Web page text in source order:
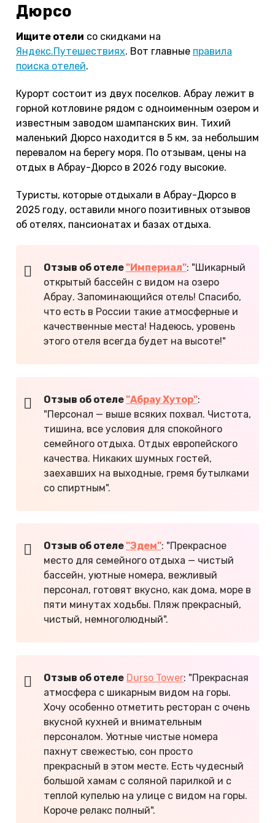
Дюрсо
Ищите отели со скидками на
Яндекс.Путешествиях. Вот главные правила
поиска отелей.
Курорт состоит из двух поселков. Абрау лежит в
горной котловине рядом с одноименным озером и
известным заводом шампанских вин. Тихий
маленький Дюрсо находится в 5 км, за небольшим
перевалом на берегу моря. По отзывам, цены на
отдых в Абрау-Дюрсо в 2026 году высокие.
Туристы, которые отдыхали в Абрау-Дюрсо в
2025 году, оставили много позитивных отзывов
об отелях, пансионатах и базах отдыха.
Отзыв об отеле"Империал": "Шикарный
открытый бассейн с видом на озеро
Абрау. Запоминающийся отель! Спасибо,
что есть в России такие атмосферные и
качественные места! Надеюсь, уровень
этого отеля всегда будет на высоте!"
Отзыв об отеле"Абрау Хутор":
"Персонал — выше всяких похвал. Чистота,
тишина, все условия для спокойного
семейного отдыха. Отдых европейского
качества. Никаких шумных гостей,
заехавших на выходные, гремя бутылками
со спиртным".
Отзыв об отеле"Эдем": "Прекрасное
место для семейного отдыха — чистый
бассейн, уютные номера, вежливый
персонал, готовят вкусно, как дома, море в
пяти минутах ходьбы. Пляж прекрасный,
чистый, немноголюдный".
Отзыв об отеле Durso Tower: "Прекрасная
атмосфера с шикарным видом на горы.
Хочу особенно отметить ресторан с очень
вкусной кухней и внимательным
персоналом. Уютные чистые номера
пахнут свежестью, сон просто
прекрасный в этом месте. Есть чудесный
большой хамам с соляной парилкой и с
теплой купелью на улице с видом на горы.
Короче релакс полный".